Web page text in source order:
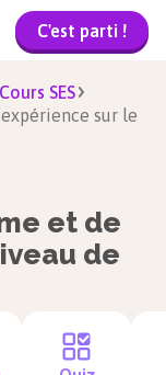
C'est parti !
Cours SES
sur le
et de
de